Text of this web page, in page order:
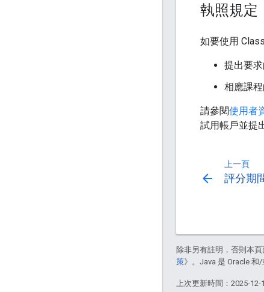
執照規定
如要使用
提出要
相應課
請參閱使用者
試用帳戶並提
上一頁
arrow_back 評分期
除非另有註明，否則本
策》。Java 是 Oracle 和
上次更新時間：2025-12-